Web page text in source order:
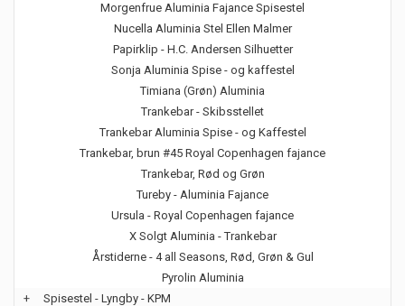
Morgenfrue Aluminia Fajance Spisestel
Nucella Aluminia Stel Ellen Malmer
Papirklip - H.C. Andersen Silhuetter
Sonja Aluminia Spise - og kaffestel
Timiana (Grøn) Aluminia
Trankebar - Skibsstellet
Trankebar Aluminia Spise - og Kaffestel
Trankebar, brun #45 Royal Copenhagen fajance
Trankebar, Rød og Grøn
Tureby - Aluminia Fajance
Ursula - Royal Copenhagen fajance
X Solgt Aluminia - Trankebar
Årstiderne - 4 all Seasons, Rød, Grøn & Gul
Pyrolin Aluminia
+
Spisestel - Lyngby - KPM